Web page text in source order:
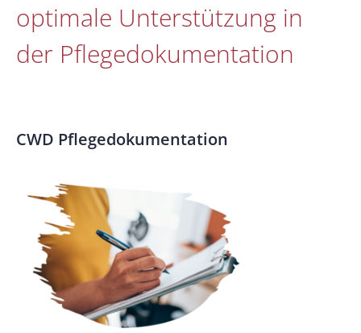
optimale Unterstützung in
der Pflegedokumentation
CWD Pflegedokumentation